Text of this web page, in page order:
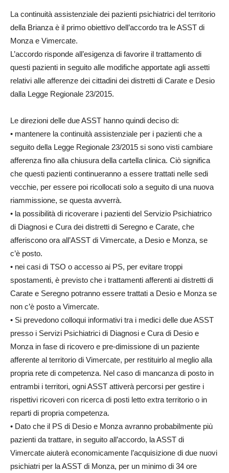
La continuità assistenziale dei pazienti psichiatrici del territorio
della Brianza è il primo obiettivo dell’accordo tra le ASST di
Monza e Vimercate.
L’accordo risponde all’esigenza di favorire il trattamento di
questi pazienti in seguito alle modifiche apportate agli assetti
relativi alle afferenze dei cittadini dei distretti di Carate e Desio
dalla Legge Regionale 23/2015.
Le direzioni delle due ASST hanno quindi deciso di:
• mantenere la continuità assistenziale per i pazienti che a
seguito della Legge Regionale 23/2015 si sono visti cambiare
afferenza fino alla chiusura della cartella clinica. Ciò significa
che questi pazienti continueranno a essere trattati nelle sedi
vecchie, per essere poi ricollocati solo a seguito di una nuova
riammissione, se questa avverrà.
• la possibilità di ricoverare i pazienti del Servizio Psichiatrico
di Diagnosi e Cura dei distretti di Seregno e Carate, che
afferiscono ora all’ASST di Vimercate, a Desio e Monza, se
c’è posto.
• nei casi di TSO o accesso ai PS, per evitare troppi
spostamenti, è previsto che i trattamenti afferenti ai distretti di
Carate e Seregno potranno essere trattati a Desio e Monza se
non c’è posto a Vimercate.
• Si prevedono colloqui informativi tra i medici delle due ASST
presso i Servizi Psichiatrici di Diagnosi e Cura di Desio e
Monza in fase di ricovero e pre-dimissione di un paziente
afferente al territorio di Vimercate, per restituirlo al meglio alla
propria rete di competenza. Nel caso di mancanza di posto in
entrambi i territori, ogni ASST attiverà percorsi per gestire i
rispettivi ricoveri con ricerca di posti letto extra territorio o in
reparti di propria competenza.
• Dato che il PS di Desio e Monza avranno probabilmente più
pazienti da trattare, in seguito all’accordo, la ASST di
Vimercate aiuterà economicamente l’acquisizione di due nuovi
psichiatri per la ASST di Monza, per un minimo di 34 ore